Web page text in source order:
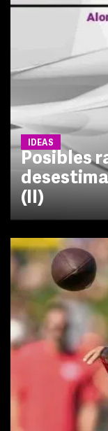
IDEAS
Posibles
(II)